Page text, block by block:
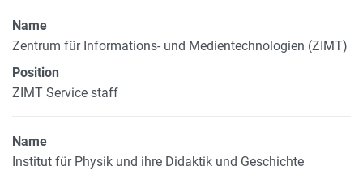
Name
Zentrum für Informations- und Medientechnologien (ZIMT)
Position
ZIMT Service staff
Name
Institut für Physik und ihre Didaktik und Geschichte